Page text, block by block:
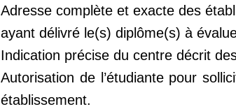
Adresse complète et exacte des
ayant délivré le(s) diplôme(s) à
Indication précise du centre décrit
Autorisation de l’étudiante pour
établissement.